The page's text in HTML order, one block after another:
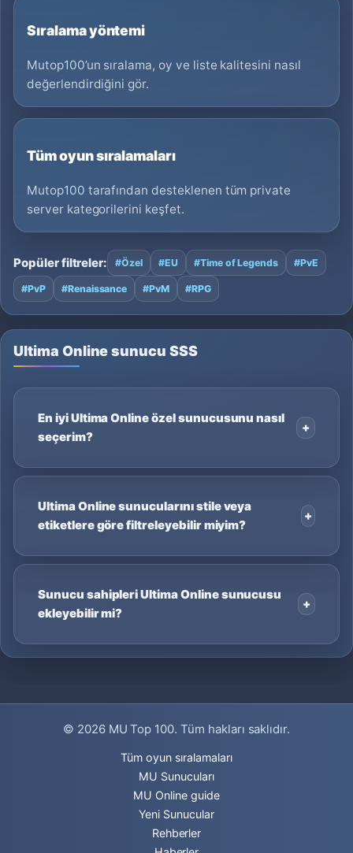
Sıralama yöntemi
Mutop100’un sıralama, oy ve liste kalitesini nasıl
değerlendirdiğini gör.
Tüm oyun sıralamaları
Mutop100 tarafından desteklenen tüm private
server kategorilerini keşfet.
Popüler filtreler: #Özel #EU #Time of Legends #PvE
#PvP #Renaissance #PvM #RPG
Ultima Online sunucu SSS
En iyi Ultima Online özel sunucusunu nasıl
seçerim?
Ultima Online sunucularını stile veya
etiketlere göre filtreleyebilir miyim?
Sunucu sahipleri Ultima Online sunucusu
ekleyebilir mi?
© 2026 MU Top 100. Tüm hakları saklıdır.
Tüm oyun sıralamaları
MU Sunucuları
MU Online guide
Yeni Sunucular
Rehberler